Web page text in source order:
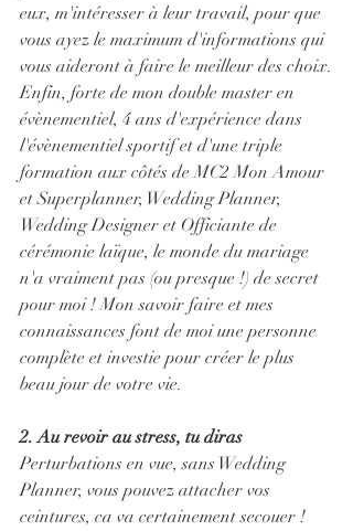
eux, m'intéresser à leur travail, pour que
vous ayez le maximum d'informations qui
vous aideront à faire le meilleur des choix.
Enfin, forte de mon double master en
évènementiel, 4 ans d'expérience dans
l'évènementiel sportif et d'une triple
formation aux côtés de MC2 Mon Amour
et Superplanner, Wedding Planner,
Wedding Designer et Officiante de
cérémonie laïque, le monde du mariage
n'a vraiment pas (ou presque !) de secret
pour moi ! Mon savoir faire et mes
connaissances font de moi une personne
complète et investie pour créer le plus
beau jour de votre vie.
2. Au revoir au stress, tu diras
Perturbations en vue, sans Wedding
Planner, vous pouvez attacher vos
ceintures, ca va certainement secouer !